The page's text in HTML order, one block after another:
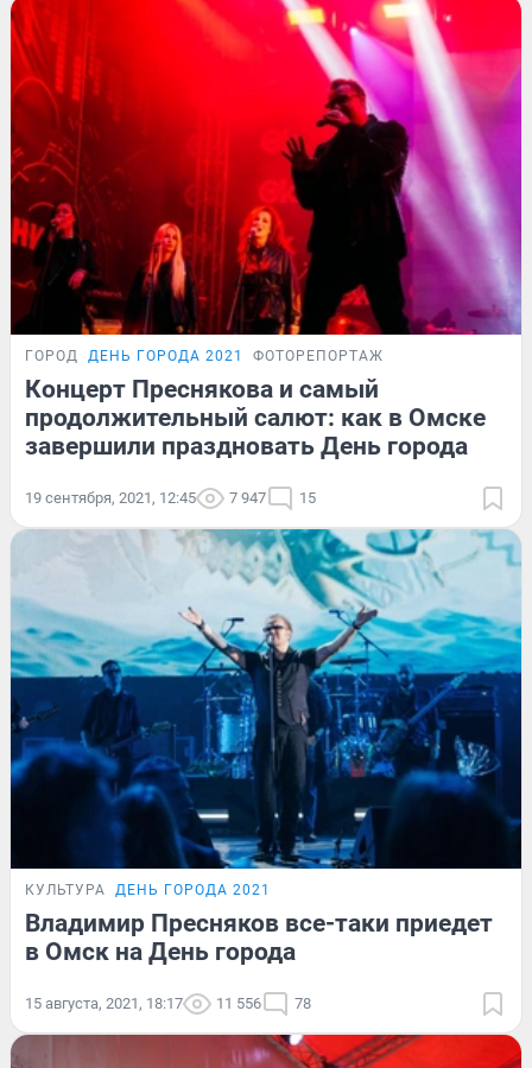
ГОРОД ДЕНЬ ГОРОДА 2021 ФОТОРЕПОРТАЖ
Концерт Преснякова и самый
продолжительный салют: как в Омске
завершили праздновать День города
19 сентября, 2021, 12:45 7 947 15
КУЛЬТУРА ДЕНЬ ГОРОДА 2021
Владимир Пресняков все-таки приедет
в Омск на День города
15 августа, 2021, 18:17 11 556 78